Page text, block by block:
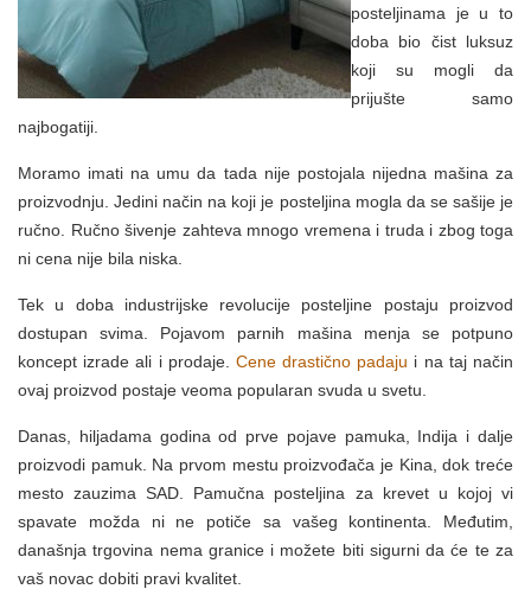
posteljinama je u to
doba bio čist luksuz
koji su mogli da
prijušte samo
najbogatiji.
Moramo imati na umu da tada nije postojala nijedna mašina za
proizvodnju. Jedini način na koji je posteljina mogla da se sašije je
ručno. Ručno šivenje zahteva mnogo vremena i truda i zbog toga
ni cena nije bila niska.
Tek u doba industrijske revolucije posteljine postaju proizvod
dostupan svima. Pojavom parnih mašina menja se potpuno
koncept izrade ali i prodaje. Cene drastično padaju i na taj način
ovaj proizvod postaje veoma popularan svuda u svetu.
Danas, hiljadama godina od prve pojave pamuka, Indija i dalje
proizvodi pamuk. Na prvom mestu proizvođača je Kina, dok treće
mesto zauzima SAD. Pamučna posteljina za krevet u kojoj vi
spavate možda ni ne potiče sa vašeg kontinenta. Međutim,
današnja trgovina nema granice i možete biti sigurni da će te za
vaš novac dobiti pravi kvalitet.